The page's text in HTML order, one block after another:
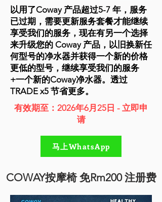
以用了Coway 产品超过5-7 年，服务
已过期，需要更新服务套餐才能继续
享受我们的服务，现在有另一个选择
来升级您的 Coway 产品，以旧换新任
何型号的净水器并获得一个新的价格
更低的型号，继续享受我们的服务
+一个新的Coway净水器。透过
TRADE x5 节省更多。
有效期至：2026年6月25日 - 立即申
请
马上WhatsApp
COWAY按摩椅 免Rm200 注册费